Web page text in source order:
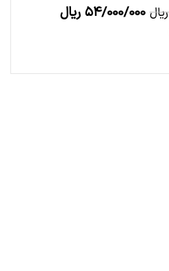
ریال ۵۴/۰۰۰/۰۰۰ ریال